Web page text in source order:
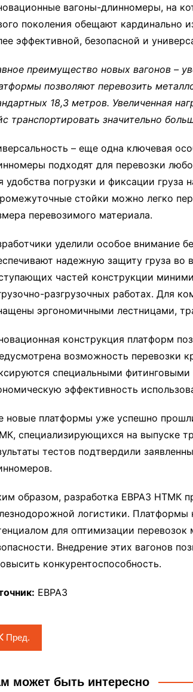
вагоны-длинномеры, на
поколения обещают кардинально
эффективной, безопасной и
преимущество новых вагонов –
позволяют перевозить
18,3 метров. Увеличенная
транспортировать значительно
– еще одна ключевая
подходят для перевозки
удобства погрузки и фиксации груза
стойки можно легко
перевозимого материала.
уделили особое внимание
надежную защиту груза во
частей конструкции
разгрузочных работах. Для
эргономичными лестницами,
конструкция платформ
возможность перевозки
специальными
эффективность
новые платформы уже успешно
специализирующихся на выпуске
тестов подтвердили
образом, разработка ЕВРАЗ НТМК
логистики. Платформы
для оптимизации
Внедрение этих вагонов
конкурентоспособность.
ЕВРАЗ
Пред.
может быть интересно